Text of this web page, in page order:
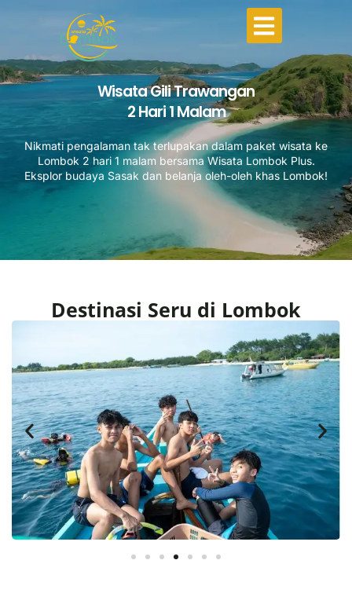
Wisata Gili Trawangan
2 Hari 1 Malam
Nikmati pengalaman tak terlupakan dalam paket wisata ke
Lombok 2 hari 1 malam bersama Wisata Lombok Plus.
Eksplor budaya Sasak dan belanja oleh-oleh khas Lombok!
Destinasi Seru di Lombok